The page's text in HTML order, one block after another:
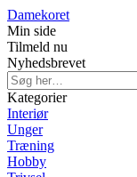
Damekoret
Min side
Tilmeld nu
Nyhedsbrevet
Kategorier
Interiør
Unger
Træning
Hobby